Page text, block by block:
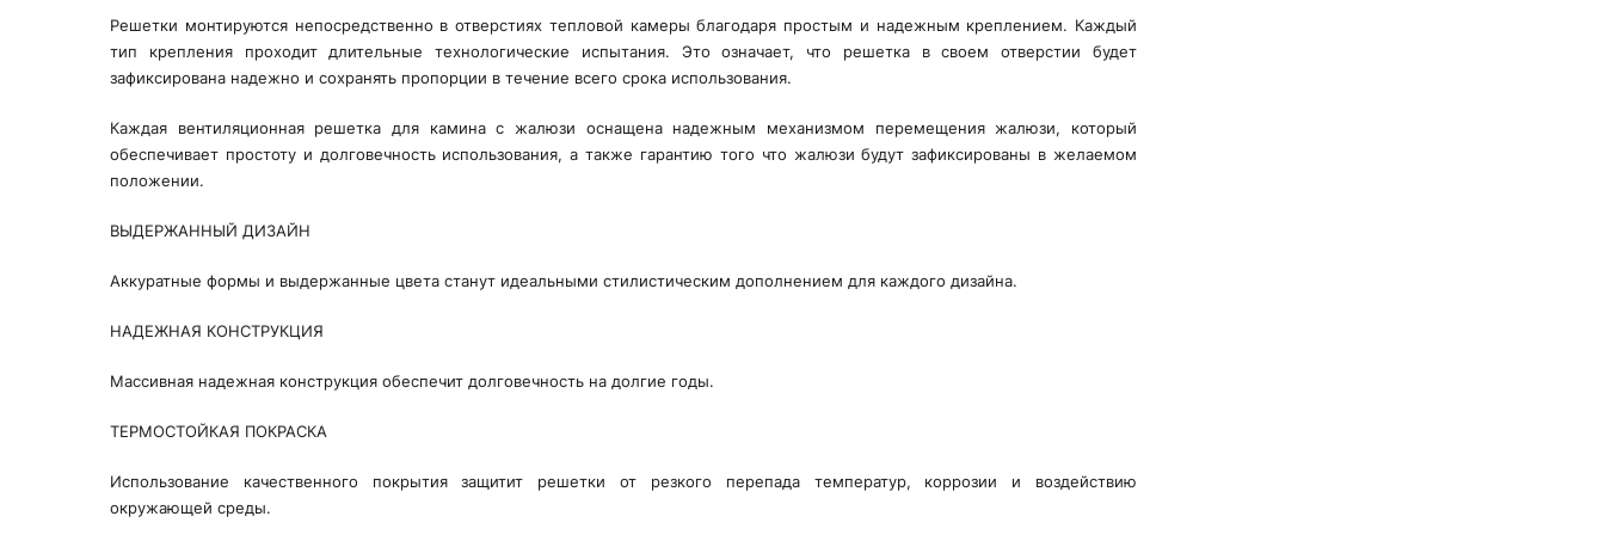
Решетки монтируются непосредственно в отверстиях тепловой камеры благодаря простым и надежным креплением. Каждый
тип крепления проходит длительные технологические испытания. Это означает, что решетка в своем отверстии будет
зафиксирована надежно и сохранять пропорции в течение всего срока использования.
Каждая вентиляционная решетка для камина с жалюзи оснащена надежным механизмом перемещения жалюзи, который
обеспечивает простоту и долговечность использования, а также гарантию того что жалюзи будут зафиксированы в желаемом
положении.
ВЫДЕРЖАННЫЙ ДИЗАЙН
Аккуратные формы и выдержанные цвета станут идеальными стилистическим дополнением для каждого дизайна.
НАДЕЖНАЯ КОНСТРУКЦИЯ
Массивная надежная конструкция обеспечит долговечность на долгие годы.
ТЕРМОСТОЙКАЯ ПОКРАСКА
Использование качественного покрытия защитит решетки от резкого перепада температур, коррозии и воздействию
окружающей среды.